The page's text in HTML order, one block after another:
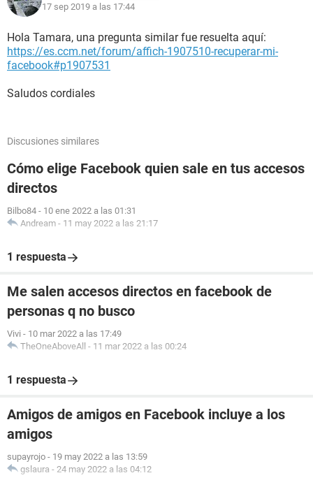
17 sep 2019 a las 17:44
Hola Tamara, una pregunta similar fue resuelta aquí:
https://es.ccm.net/forum/affich-1907510-recuperar-mi-
facebook#p1907531
Saludos cordiales
Discusiones similares
Cómo elige Facebook quien sale en tus accesos
directos
Bilbo84 - 10 ene 2022 a las 01:31
Andream - 11 may 2022 a las 21:17
1 respuesta
Me salen accesos directos en facebook de
personas q no busco
Vivi - 10 mar 2022 a las 17:49
TheOneAboveAll - 11 mar 2022 a las 00:24
1 respuesta
Amigos de amigos en Facebook incluye a los
amigos
supayrojo - 19 may 2022 a las 13:59
gslaura - 24 may 2022 a las 04:12